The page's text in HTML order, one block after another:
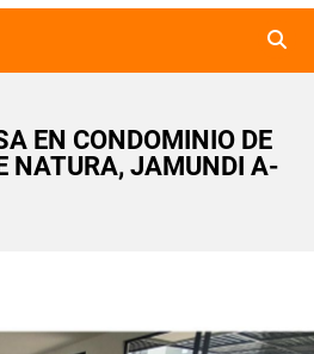
EN CONDOMINIO DE
NATURA, JAMUNDI A-